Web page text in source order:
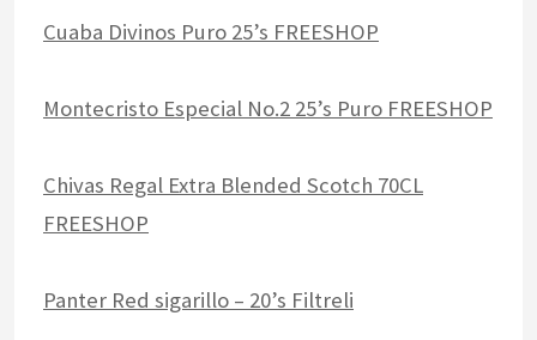
Cuaba Divinos Puro 25’s FREESHOP
Montecristo Especial No.2 25’s Puro FREESHOP
Chivas Regal Extra Blended Scotch 70CL
FREESHOP
Panter Red sigarillo – 20’s Filtreli